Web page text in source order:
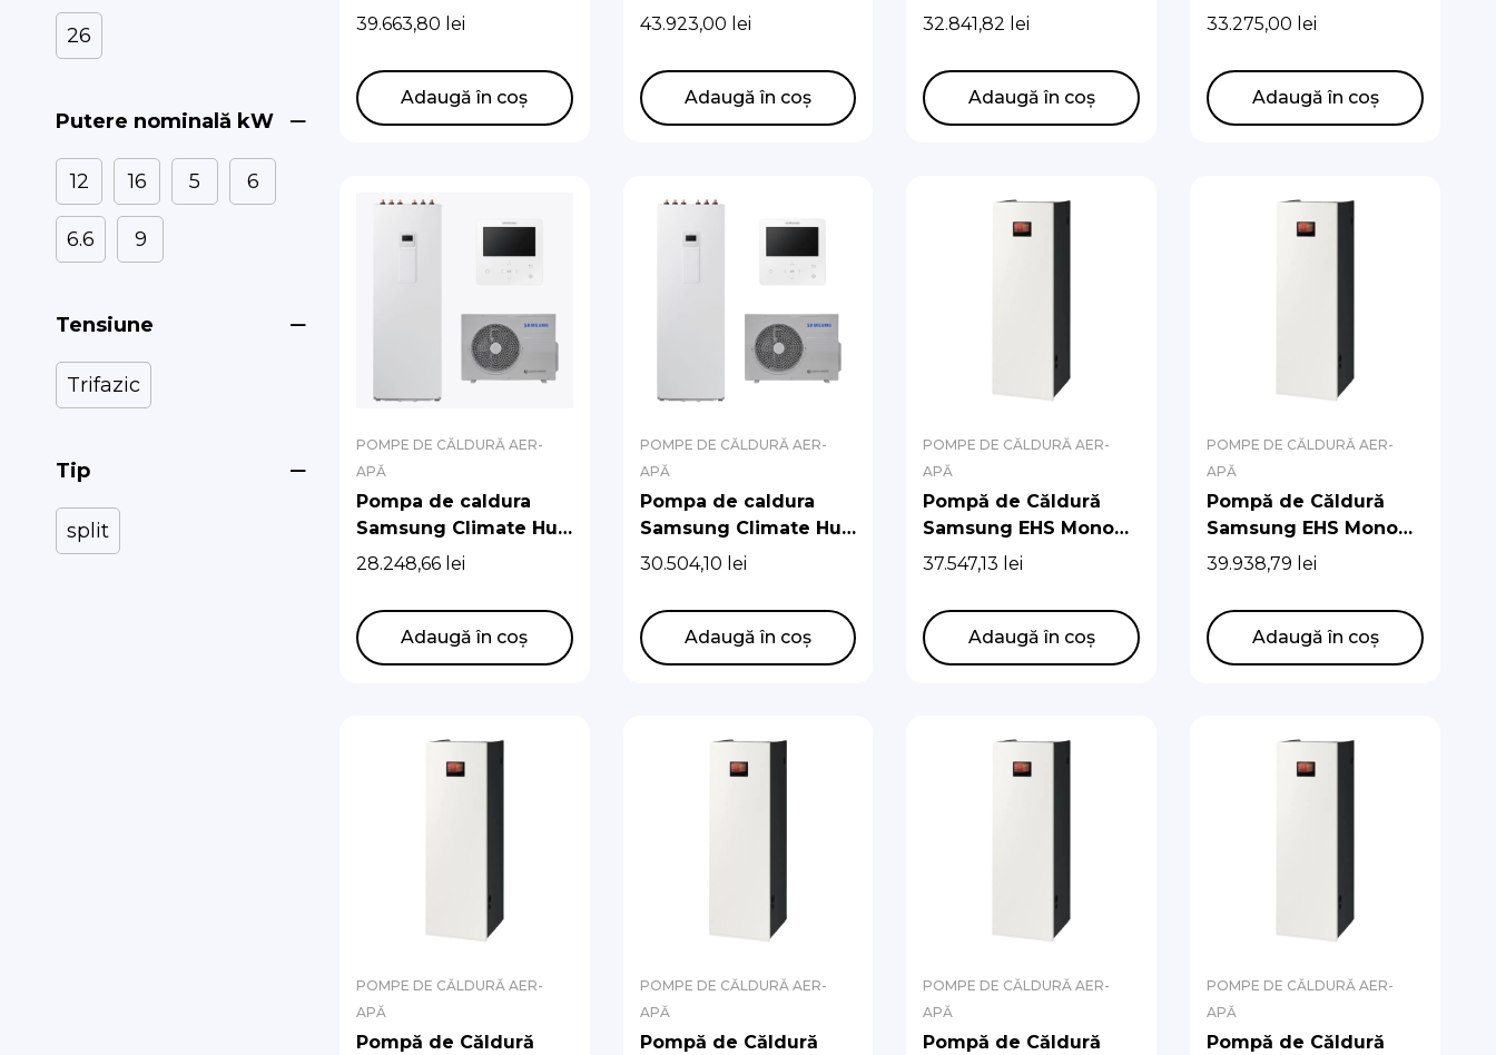
26
Putere nominală kW
12 16 5 6
6.6 9
Tensiune
Trifazic
Tip
split
R410A 12kw cu boiler
39.663,80 lei
Adaugă în coș
R410A 16kw cu boiler
43.923,00 lei
Adaugă în coș
R410A 6.6kw cu boiler
32.841,82 lei
Adaugă în coș
R410A 9kw cu boiler
33.275,00 lei
Adaugă în coș
POMPE DE CĂLDURĂ AER-
APĂ
Pompa de caldura
Samsung Climate Hub
Split R32 6 kw cu
28.248,66 lei
Adaugă în coș
POMPE DE CĂLDURĂ AER-
APĂ
Pompa de caldura
Samsung Climate Hub
Split R32 9 kw cu
30.504,10 lei
Adaugă în coș
POMPE DE CĂLDURĂ AER-
APĂ
Pompă de Căldură
Samsung EHS Mono
R290 cu Hydro Unit
de circulatie)
AE200DNWMPK/EU,
AE050CXYDEK/EU
37.547,13 lei
Adaugă în coș
POMPE DE CĂLDURĂ AER-
APĂ
Pompă de Căldură
Samsung EHS Mono
R290 cu Hydro Unit
de circulatie)
AE200DNWMPK/EU,
AE080CXYDEK/EU
39.938,79 lei
Adaugă în coș
POMPE DE CĂLDURĂ AER-
APĂ
Pompă de Căldură
POMPE DE CĂLDURĂ AER-
APĂ
Pompă de Căldură
POMPE DE CĂLDURĂ AER-
APĂ
Pompă de Căldură
POMPE DE CĂLDURĂ AER-
APĂ
Pompă de Căldură